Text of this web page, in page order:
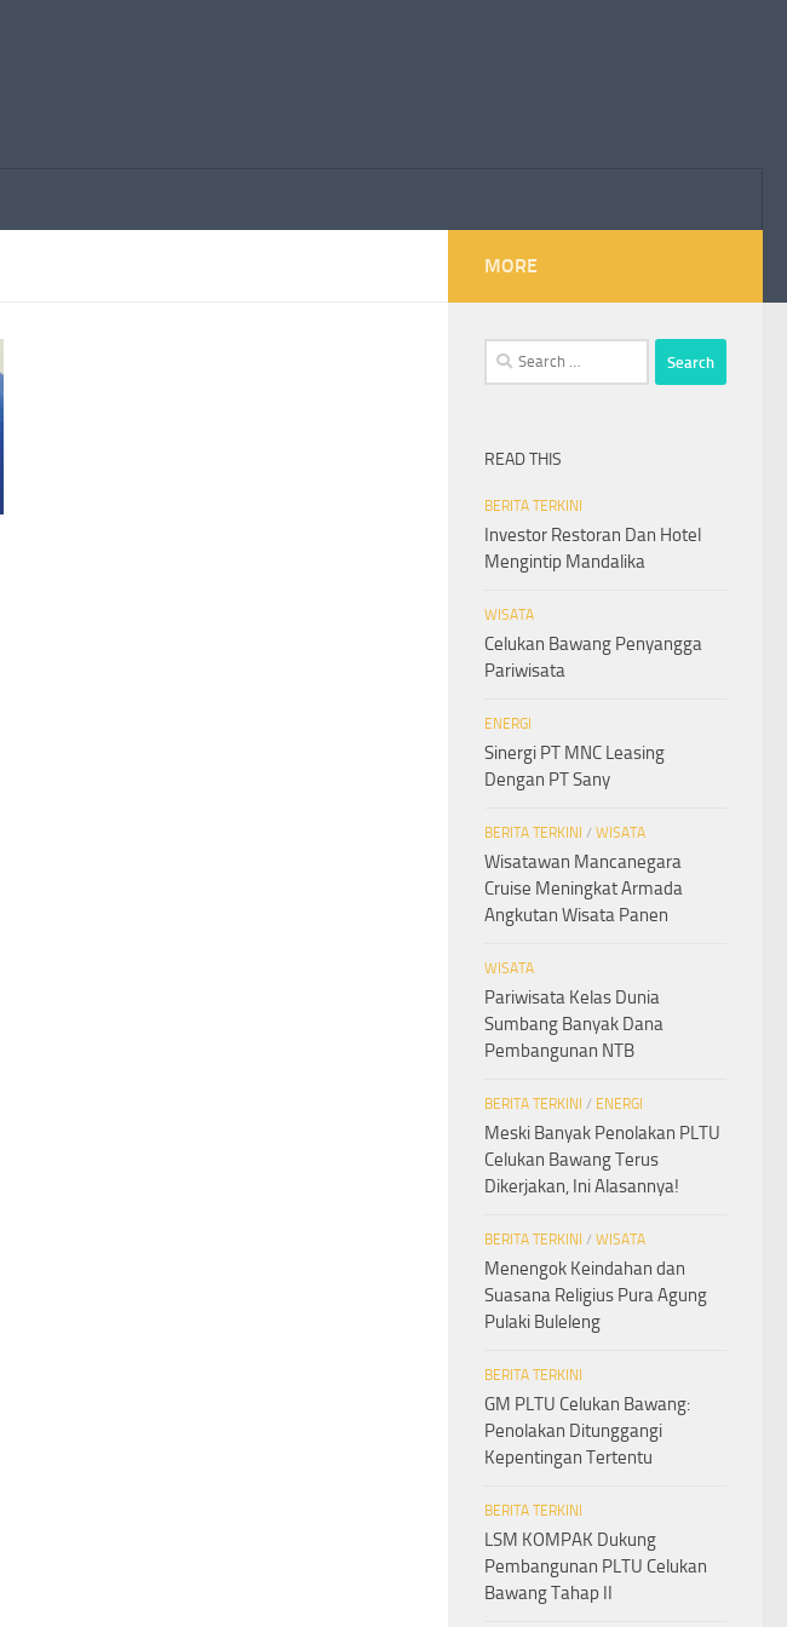
MORE
Search
for:
READ THIS
BERITA TERKINI
Investor Restoran Dan Hotel
Mengintip Mandalika
WISATA
Celukan Bawang Penyangga
Pariwisata
ENERGI
Sinergi PT MNC Leasing
Dengan PT Sany
BERITA TERKINI / WISATA
Wisatawan Mancanegara
Cruise Meningkat Armada
Angkutan Wisata Panen
WISATA
Pariwisata Kelas Dunia
Sumbang Banyak Dana
Pembangunan NTB
BERITA TERKINI / ENERGI
Meski Banyak Penolakan PLTU
Celukan Bawang Terus
Dikerjakan, Ini Alasannya!
BERITA TERKINI / WISATA
Menengok Keindahan dan
Suasana Religius Pura Agung
Pulaki Buleleng
BERITA TERKINI
GM PLTU Celukan Bawang:
Penolakan Ditunggangi
Kepentingan Tertentu
BERITA TERKINI
LSM KOMPAK Dukung
Pembangunan PLTU Celukan
Bawang Tahap II